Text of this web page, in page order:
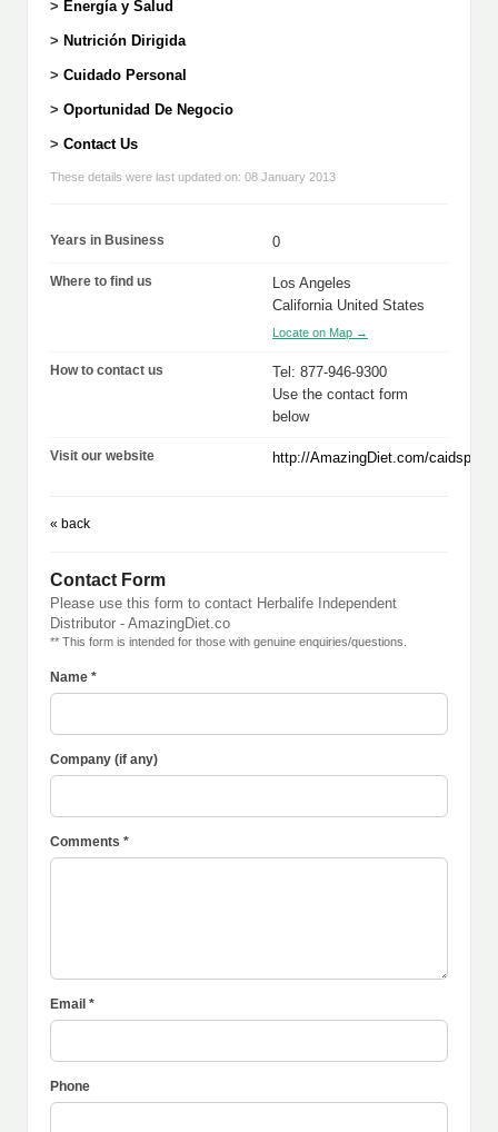
> Energía y Salud
> Nutrición Dirigida
> Cuidado Personal
> Oportunidad De Negocio
> Contact Us
These details were last updated on: 08 January 2013
Years in Business 0
Where to find us
Los Angeles
California United States
Locate on Map →
How to contact us
Tel: 877-946-9300
Use the contact form
below
Visit our website http://AmazingDiet.com/
« back
Contact Form
Please use this form to contact Herbalife Independent
Distributor - AmazingDiet.co
** This form is intended for those with genuine enquiries/questions.
Name *
Company (if any)
Comments *
Email *
Phone